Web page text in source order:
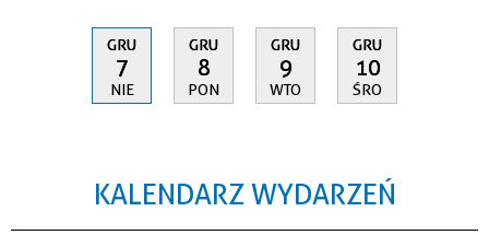
GRU
7
NIE
GRU
8
PON
GRU
9
WTO
GRU
10
ŚRO
KALENDARZ WYDARZEŃ